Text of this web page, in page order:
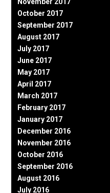
October 2017
September 2017
August 2017
July 2017
June 2017
May 2017
April 2017
March 2017
February 2017
January 2017
December 2016
November 2016
October 2016
September 2016
August 2016
July 2016